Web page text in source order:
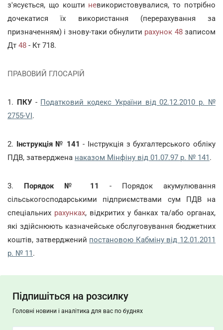
з'ясується, що кошти невикористовувалися, то потрібно
дочекатися їх використання (перерахування за
призначенням) і знову-таки обнулити рахунок 48записом
Дт 48 - Кт 718.
ПРАВОВИЙ ГЛОСАРІЙ
1. ПКУ- Податковий кодекс України від 02.12.2010 р. №
2755-VI.
2. Інструкція № 141 - Інструкція з бухгалтерського обліку
ПДВ, затверджена наказом Мінфіну від 01.07.97 р. № 141.
3. Порядок № 11
- Порядок акумулювання
сільськогосподарськими підприємствами сум ПДВ на
спеціальних рахунках, відкритих у банках та/або органах,
які здійснюють казначейське обслуговування бюджетних
коштів, затверджений постановою Кабміну від 12.01.2011
р. № 11.
Підпишіться на розсилку
Головні новини і аналітика для вас по буднях